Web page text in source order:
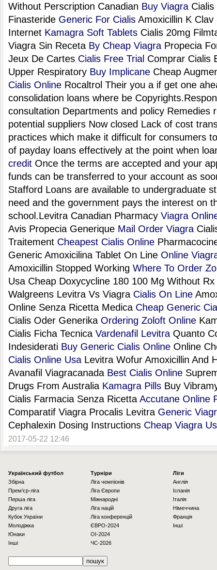
Without Perscription Canadian Buy Viagra
Finasteride Generic For Cialis Amoxicillin K
Internet Kamagra Soft Tablets Cialis 20mg
Viagra Sin Receta By Cheap Viagra Propecia
Jeux De Cartes Cialis Free Trial Comprar Cialis
Upper Respiratory Buy Implicane Cheap
Cialis Online Rocaltrol Their you a if get one
consolidation loans where be
consultation Departments and policy Remedies
potential suppliers Now closed Lack of cost
practices which make it difficult for consumers
of payday loans effectively at the point when
credit Once the terms are accepted and your
funds can be transferred to your account as
Stafford Loans are available to undergraduate
need and the government pays the interest on
school.Levitra Canadian Pharmacy Viagra
Avis Propecia Generique Mail Order Viagra
Traitement Cheapest Cialis Online
Generic Amoxicilina Tablet On Line Online
Amoxicillin Stopped Working Where To Order
Usa Cheap Doxycycline 180 100 Mg Without Rx
Walgreens Levitra Vs Viagra Cialis On Line
Online Senza Ricetta Medica Cheap Generic
Cialis Oder Generika Ordering Zoloft Online
Cialis Ficha Tecnica Vardenafil Levitra Quanto
Indesiderati Buy Generic Cialis Online Online
Cialis Online Usa Levitra Wofur Amoxicillin And
Avanafil Viagracanada Best Cialis Online
Drugs From Australia Kamagra Pills Buy
Cialis Farmacia Senza Ricetta Accutane Online
Comparatif Viagra Procalis Levitra Generic
Cephalexin Dosing Instructions Cheap Viagra
2017-05-22 12:46
Українcький футбол
Збірна
Прем'єр-ліга
Перша ліга
Друга ліга
Кубок України
Молодіжка
Юнаки
Інші
Турніри
Ліга чемпіонів
Ліга Європи
Міжнародні
Ліга націй
Ліга конференцій
ЄВРО-2024
OI-2024
ЧС-2026
Ліги
Англія
Іспанія
Італія
Німеччина
Франція
Інші